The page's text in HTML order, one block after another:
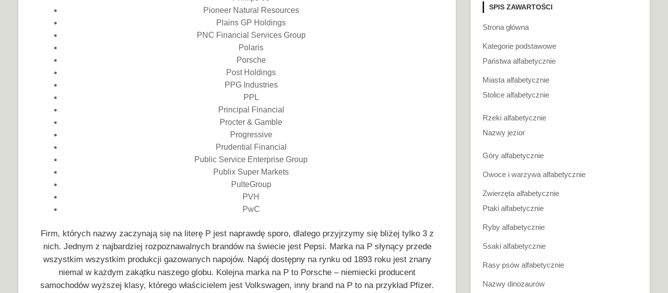
Pioneer Natural Resources
Plains GP Holdings
PNC Financial Services Group
Polaris
Porsche
Post Holdings
PPG Industries
PPL
Principal Financial
Procter & Gamble
Progressive
Prudential Financial
Public Service Enterprise Group
Publix Super Markets
PulteGroup
PVH
PwC
Firm, których nazwy zaczynają się na literę P jest naprawdę sporo, dlatego przyjrzymy się bliżej tylko 3 z
nich. Jednym z najbardziej rozpoznawalnych brandów na świecie jest Pepsi. Marka na P słynący przede
wszystkim wszystkim produkcji gazowanych napojów. Napój dostępny na rynku od 1893 roku jest znany
niemal w każdym zakątku naszego globu. Kolejna marka na P to Porsche – niemiecki producent
samochodów wyższej klasy, którego właścicielem jest Volkswagen, inny brand na P to na przykład Pfizer.
SPIS ZAWARTOŚCI
Strona główna
Kategorie podstawowe
Państwa alfabetycznie
Miasta alfabetycznie
Stolice alfabetycznie
Rzeki alfabetycznie
Nazwy jezior
Góry alfabetycznie
Owoce i warzywa alfabetycznie
Zwierzęta alfabetycznie
Ptaki alfabetycznie
Ryby alfabetycznie
Ssaki alfabetycznie
Rasy psów alfabetycznie
Nazwy dinozaurów